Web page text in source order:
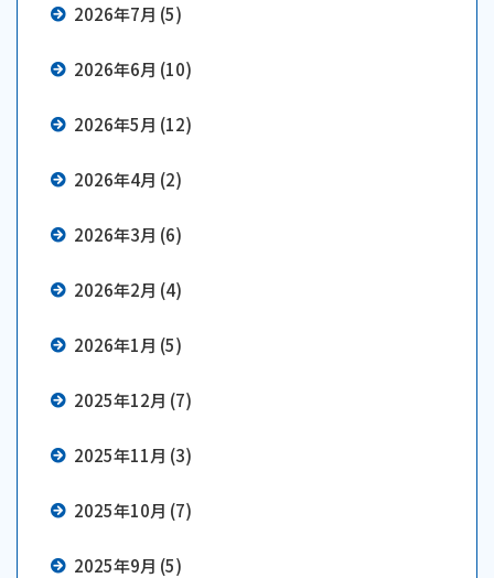
2026年7月 (5)
2026年6月 (10)
2026年5月 (12)
2026年4月 (2)
2026年3月 (6)
2026年2月 (4)
2026年1月 (5)
2025年12月 (7)
2025年11月 (3)
2025年10月 (7)
2025年9月 (5)